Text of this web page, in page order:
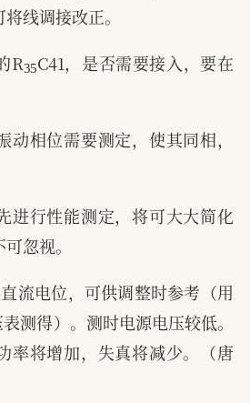
线调接改正。
R
C41，是否需要接入，要在
相位需要测定，使其同相，
进行性能测定，将可大大简化
忽视。
流电位，可供调整时参考（用
测得）。测时电源电压较低。
率将增加，失真将减少。（唐